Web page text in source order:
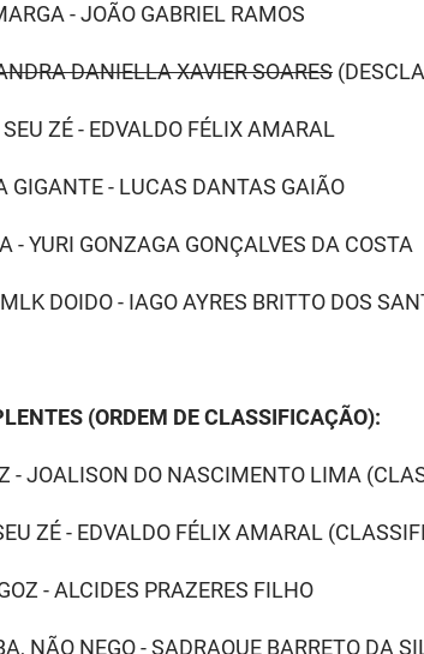
- JOÃO GABRIEL RAMOS
DANIELLA XAVIER SOARES
ZÉ - EDVALDO FÉLIX AMARAL
GIGANTE - LUCAS DANTAS GAIÃO
- YURI GONZAGA GONÇALVES DA COSTA
DOIDO - IAGO AYRES BRITTO DOS
(ORDEM DE CLASSIFICAÇÃO):
- JOALISON DO NASCIMENTO LIMA
ZÉ - EDVALDO FÉLIX AMARAL
- ALCIDES PRAZERES FILHO
NÃO NEGO - SADRAQUE BARRETO DA